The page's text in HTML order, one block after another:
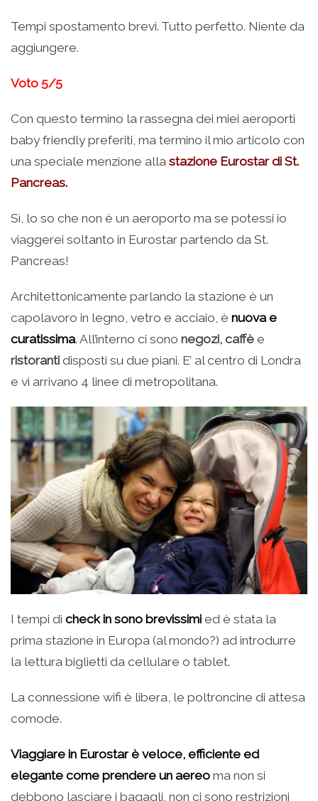
Tempi spostamento brevi. Tutto perfetto. Niente da
aggiungere.
Voto 5/5
Con questo termino la rassegna dei miei aeroporti
baby friendly preferiti, ma termino il mio articolo con
una speciale menzione alla stazione Eurostar di St.
Pancreas.
Sì, lo so che non è un aeroporto ma se potessi io
viaggerei soltanto in Eurostar partendo da St.
Pancreas!
Architettonicamente parlando la stazione è un
capolavoro in legno, vetro e acciaio, è nuova e
curatissima. All’interno ci sono negozi, caffè e
ristoranti disposti su due piani. E’ al centro di Londra
e vi arrivano 4 linee di metropolitana.
I tempi di check in sono brevissimi ed è stata la
prima stazione in Europa (al mondo?) ad introdurre
la lettura biglietti da cellulare o tablet.
La connessione wifi è libera, le poltroncine di attesa
comode.
Viaggiare in Eurostar è veloce, efficiente ed
elegante come prendere un aereo ma non si
debbono lasciare i bagagli, non ci sono restrizioni